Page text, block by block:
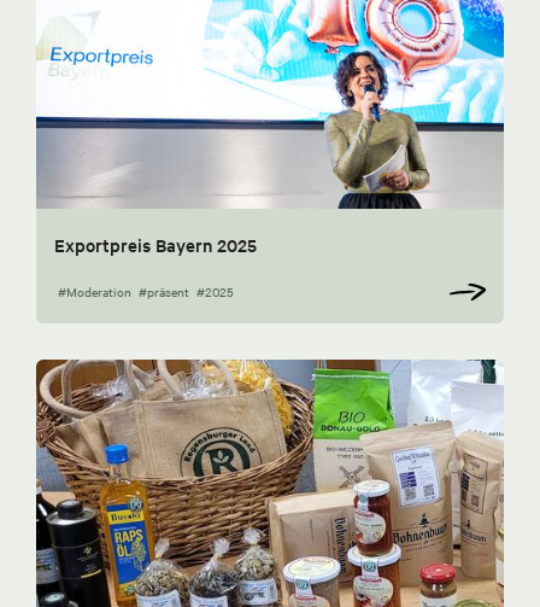
Exportpreis Bayern 2025
#Moderation #präsent #2025